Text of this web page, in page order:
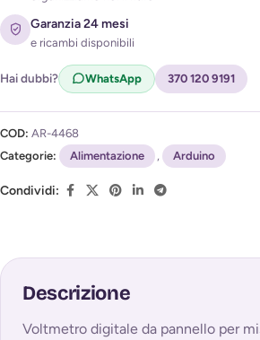
Acconsento al trattamento dei miei
l'avviso di disponibilità (
Privacy Policy)
Garanzia 24 mesi
e ricambi disponibili
Hai dubbi? WhatsApp 370 120 9191
COD: AR-4468
Categorie:
Alimentazione , Arduino
Condividi:
Descrizione
Voltmetro digitale da pannello per